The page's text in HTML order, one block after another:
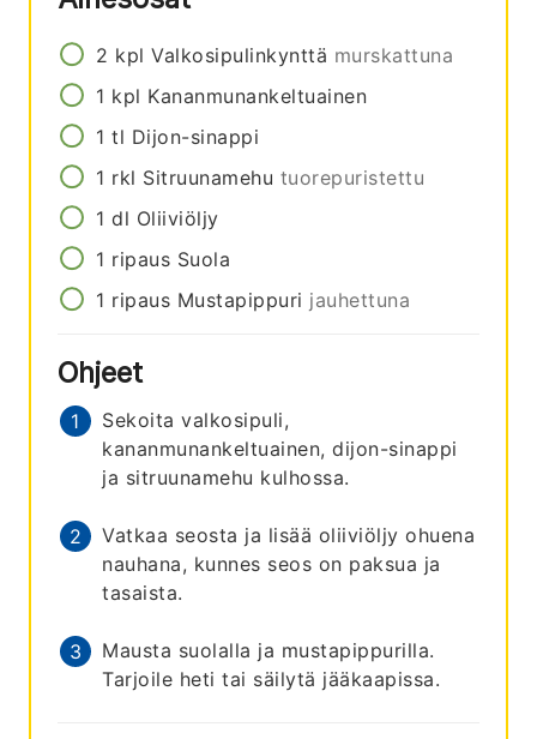
2 kpl Valkosipulinkynttä murskattuna
1 kpl Kananmunankeltuainen
1 tl Dijon-sinappi
1 rkl Sitruunamehu tuorepuristettu
1 dl Oliiviöljy
1 ripaus Suola
1 ripaus Mustapippuri jauhettuna
Ohjeet
Sekoita valkosipuli,
kananmunankeltuainen, dijon-sinappi
ja sitruunamehu kulhossa.
Vatkaa seosta ja lisää oliiviöljy ohuena
nauhana, kunnes seos on paksua ja
tasaista.
Mausta suolalla ja mustapippurilla.
Tarjoile heti tai säilytä jääkaapissa.